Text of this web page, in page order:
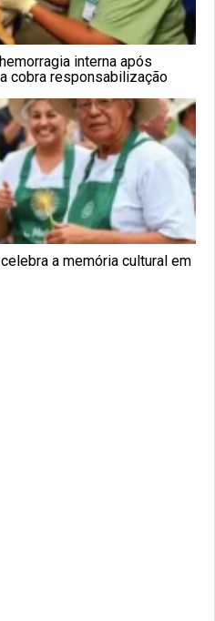
interna após
cobra responsabilização
a memória cultural em